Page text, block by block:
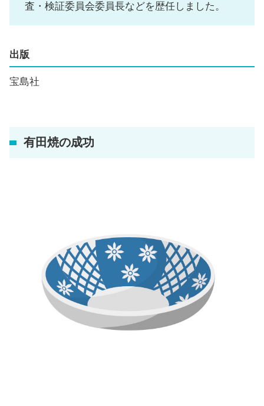
査・検証委員会委員長などを歴任しました。
出版
宝島社
有田焼の成功